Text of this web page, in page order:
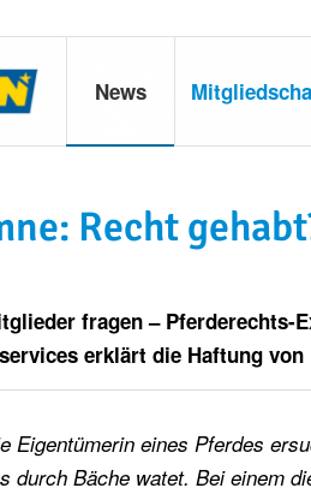
News
Recht
fragen – Pferderechts-
erklärt die Haftung
Eigentümerin eines Pferdes
durch Bäche watet. Bei einem